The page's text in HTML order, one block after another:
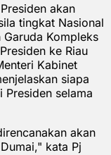
akan
tingkat Nasional
Kompleks
ke Riau
Kabinet
siapa
selama
akan
kata Pj